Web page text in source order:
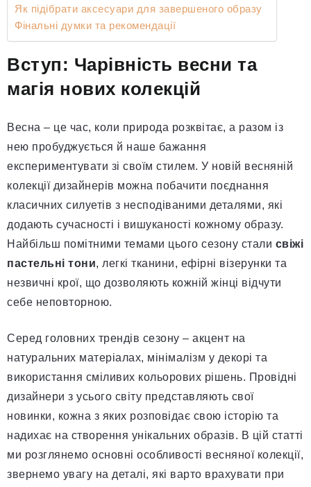
Як підібрати аксесуари для завершеного образу
Фінальні думки та рекомендації
Вступ: Чарівність весни та
магія нових колекцій
Весна – це час, коли природа розквітає, а разом із
нею пробуджується й наше бажання
експериментувати зі своїм стилем. У новій весняній
колекції дизайнерів можна побачити поєднання
класичних силуетів з несподіваними деталями, які
додають сучасності і вишуканості кожному образу.
Найбільш помітними темами цього сезону стали свіжі
пастельні тони, легкі тканини, ефірні візерунки та
незвичні крої, що дозволяють кожній жінці відчути
себе неповторною.
Серед головних трендів сезону – акцент на
натуральних матеріалах, мінімалізм у декорі та
використання сміливих кольорових рішень. Провідні
дизайнери з усього світу представляють свої
новинки, кожна з яких розповідає свою історію та
надихає на створення унікальних образів. В цій статті
ми розглянемо основні особливості весняної колекції,
звернемо увагу на деталі, які варто врахувати при